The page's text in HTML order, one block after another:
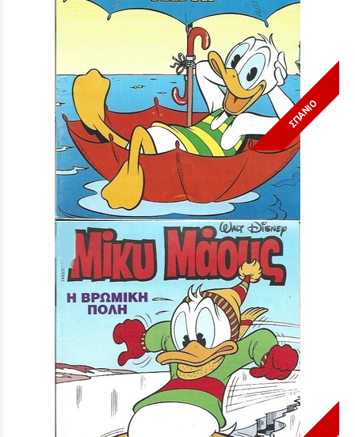
ΣΠΑΝΙΟ
Μίκυ Μάους #1462***
Τιμή: 3,90 €